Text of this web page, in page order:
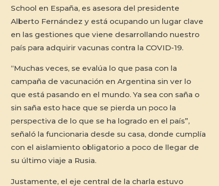
School en España, es asesora del presidente
Alberto Fernández y está ocupando un lugar clave
en las gestiones que viene desarrollando nuestro
país para adquirir vacunas contra la COVID-19.
“Muchas veces, se evalúa lo que pasa con la
campaña de vacunación en Argentina sin ver lo
que está pasando en el mundo. Ya sea con saña o
sin saña esto hace que se pierda un poco la
perspectiva de lo que se ha logrado en el país”,
señaló la funcionaria desde su casa, donde cumplía
con el aislamiento obligatorio a poco de llegar de
su último viaje a Rusia.
Justamente, el eje central de la charla estuvo